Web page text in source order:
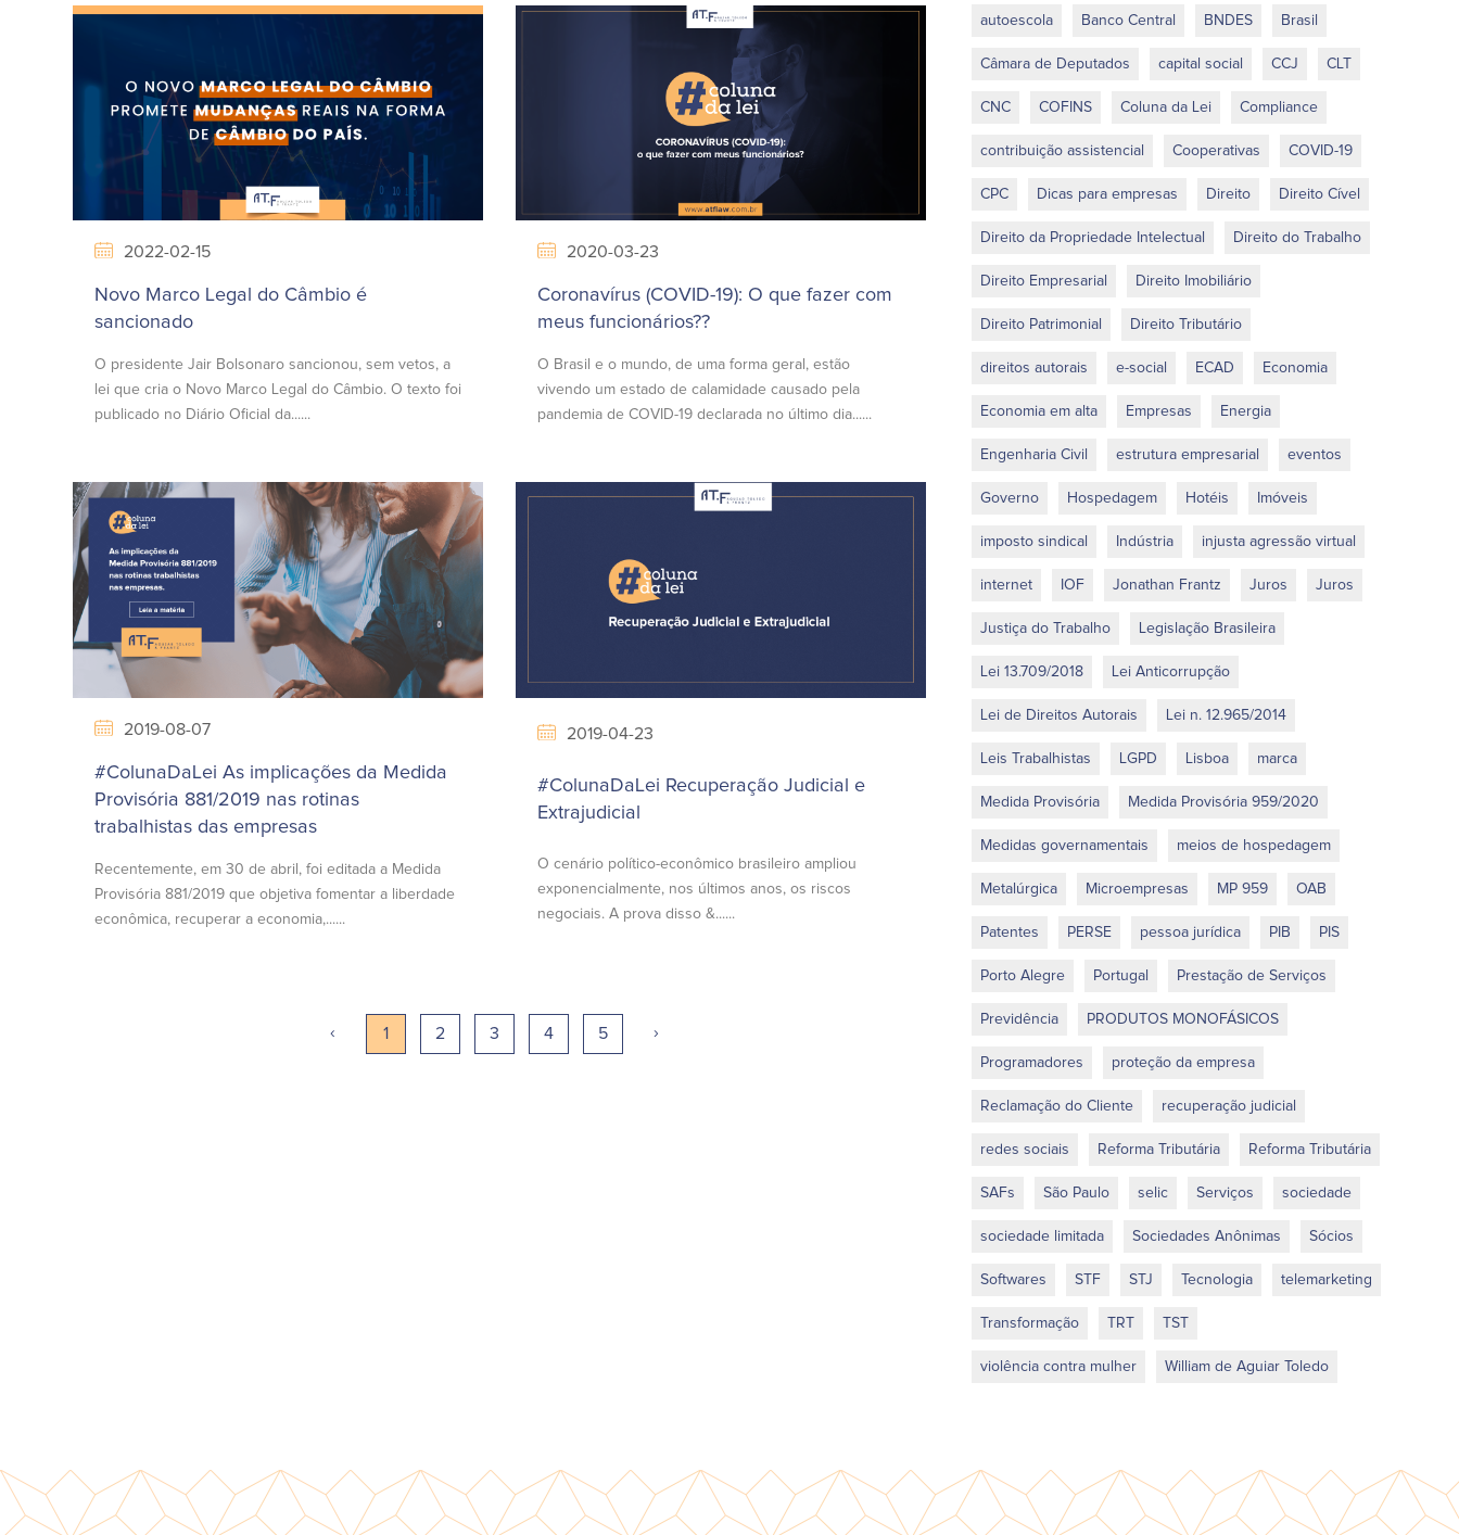
2022-02-15
Novo Marco Legal do Câmbio é
sancionado
O presidente Jair Bolsonaro sancionou, sem vetos, a
lei que cria o Novo Marco Legal do Câmbio. O texto foi
publicado no Diário Oficial da......
2020-03-23
Coronavírus (COVID-19): O que fazer com
meus funcionários??
O Brasil e o mundo, de uma forma geral, estão
vivendo um estado de calamidade causado pela
pandemia de COVID-19 declarada no último dia......
2019-08-07
#ColunaDaLei As implicações da Medida
Provisória 881/2019 nas rotinas
trabalhistas das empresas
Recentemente, em 30 de abril, foi editada a Medida
Provisória 881/2019 que objetiva fomentar a liberdade
econômica, recuperar a economia,......
2019-04-23
#ColunaDaLei Recuperação Judicial e
Extrajudicial
O cenário político-econômico brasileiro ampliou
exponencialmente, nos últimos anos, os riscos
negociais. A prova disso &......
‹ 1 2 3 4 5 ›
autoescola Banco Central BNDES Brasil
Câmara de Deputados capital social CCJ CLT
CNC COFINS Coluna da Lei Compliance
contribuição assistencial Cooperativas COVID-19
CPC Dicas para empresas Direito Direito Cível
Direito da Propriedade Intelectual Direito do Trabalho
Direito Empresarial Direito Imobiliário
Direito Patrimonial Direito Tributário
direitos autorais e-social ECAD Economia
Economia em alta Empresas Energia
Engenharia Civil estrutura empresarial eventos
Governo Hospedagem Hotéis Imóveis
imposto sindical Indústria injusta agressão virtual
internet IOF Jonathan Frantz Juros Juros
Justiça do Trabalho Legislação Brasileira
Lei 13.709/2018 Lei Anticorrupção
Lei de Direitos Autorais Lei n. 12.965/2014
Leis Trabalhistas LGPD Lisboa marca
Medida Provisória Medida Provisória 959/2020
Medidas governamentais meios de hospedagem
Metalúrgica Microempresas MP 959 OAB
Patentes PERSE pessoa jurídica PIB PIS
Porto Alegre Portugal Prestação de Serviços
Previdência PRODUTOS MONOFÁSICOS
Programadores proteção da empresa
Reclamação do Cliente recuperação judicial
redes sociais Reforma Tributária Reforma Tributária
SAFs São Paulo selic Serviços sociedade
sociedade limitada Sociedades Anônimas Sócios
Softwares STF STJ Tecnologia telemarketing
Transformação TRT TST
violência contra mulher William de Aguiar Toledo